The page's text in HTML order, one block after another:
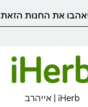
את החנות
iHerb | אייהרב